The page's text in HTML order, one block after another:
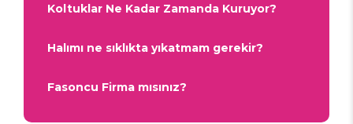
Koltuklar Ne Kadar Zamanda Kuruyor?
Halımı ne sıklıkta yıkatmam gerekir?
Fasoncu Firma mısınız?